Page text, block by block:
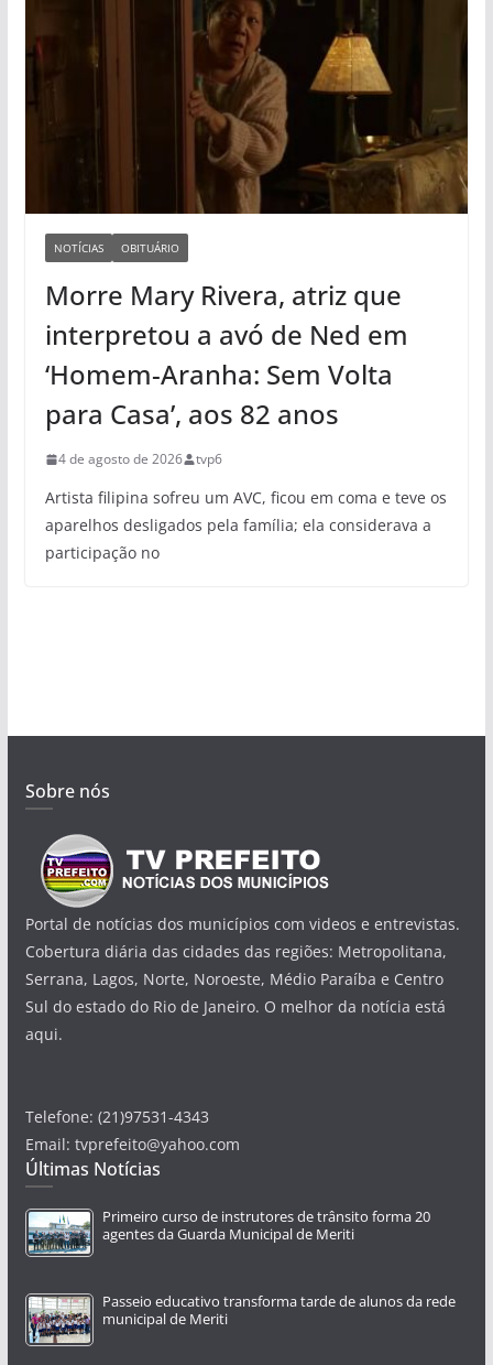
NOTÍCIAS OBITUÁRIO
Morre Mary Rivera, atriz que
interpretou a avó de Ned em
‘Homem-Aranha: Sem Volta
para Casa’, aos 82 anos
4 de agosto de 2026 tvp6
Artista filipina sofreu um AVC, ficou em coma e teve os
aparelhos desligados pela família; ela considerava a
participação no
Sobre nós
Portal de notícias dos municípios com videos e entrevistas.
Cobertura diária das cidades das regiões: Metropolitana,
Serrana, Lagos, Norte, Noroeste, Médio Paraíba e Centro
Sul do estado do Rio de Janeiro. O melhor da notícia está
aqui.
Telefone: (21)97531-4343
Email: tvprefeito@yahoo.com
Últimas Notícias
Primeiro curso de instrutores de trânsito forma 20
agentes da Guarda Municipal de Meriti
Passeio educativo transforma tarde de alunos da rede
municipal de Meriti